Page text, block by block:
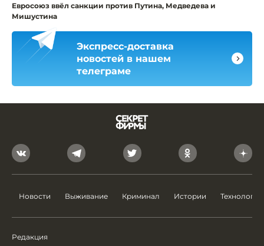
Евросоюз ввёл санкции против Путина, Медведева и
Мишустина
Экспресс-доставка
новостей в нашем
телеграме
Новости Выживание Криминал Истории Технологии
Редакция